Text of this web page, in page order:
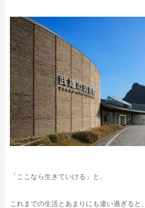
「ここなら生きていける」と。
これまでの生活とあまりにも違い過ぎると、